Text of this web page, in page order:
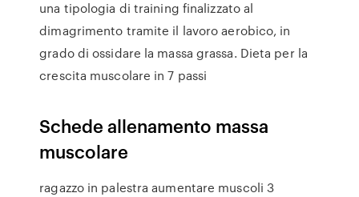
una tipologia di training finalizzato al
dimagrimento tramite il lavoro aerobico, in
grado di ossidare la massa grassa. Dieta per la
crescita muscolare in 7 passi
Schede allenamento massa
muscolare
ragazzo in palestra aumentare muscoli 3